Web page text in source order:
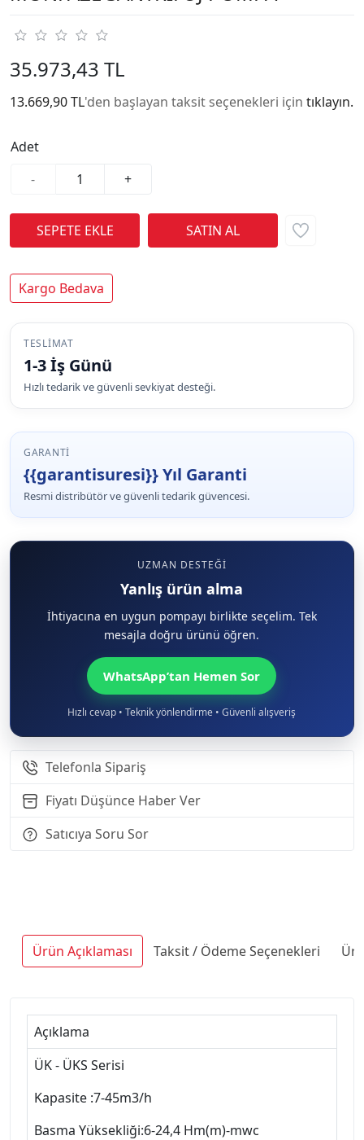
35.973,43 TL
13.669,90 TL'den başlayan taksit seçenekleri için tıklayın.
Adet
-
+
Kargo Bedava
TESLIMAT
1-3 İş Günü
Hızlı tedarik ve güvenli sevkiyat desteği.
GARANTI
{{garantisuresi}} Yıl Garanti
Resmi distribütör ve güvenli tedarik güvencesi.
UZMAN DESTEĞI
Yanlış ürün alma
İhtiyacına en uygun pompayı birlikte seçelim. Tek
mesajla doğru ürünü öğren.
WhatsApp’tan Hemen Sor
Hızlı cevap • Teknik yönlendirme • Güvenli alışveriş
Telefonla Sipariş
Fiyatı Düşünce Haber Ver
Satıcıya Soru Sor
Ürün Açıklaması Taksit / Ödeme Seçenekleri
Açıklama
ÜK - ÜKS Serisi
Kapasite :7-45m3/h
Basma Yüksekliği:6-24,4 Hm(m)-mwc